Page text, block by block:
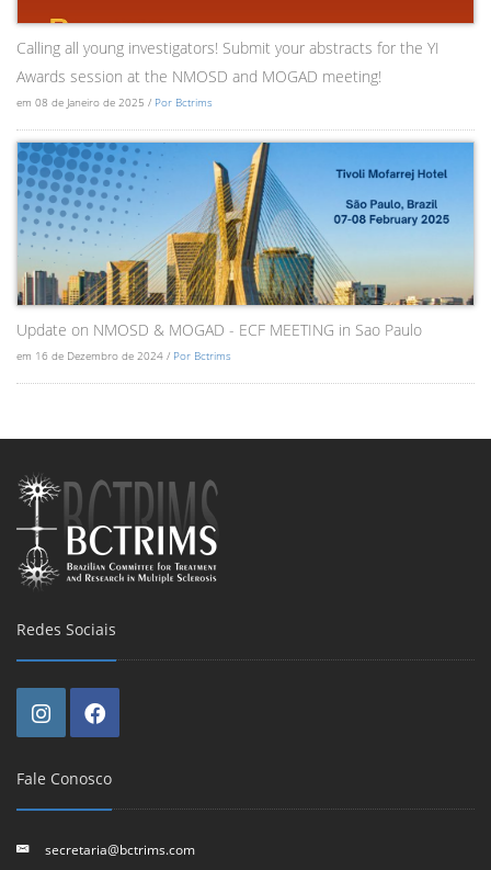
Calling all young investigators! Submit your abstracts for the YI
Awards session at the NMOSD and MOGAD meeting!
em 08 de Janeiro de 2025 / Por Bctrims
Update on NMOSD & MOGAD - ECF MEETING in Sao Paulo
em 16 de Dezembro de 2024 / Por Bctrims
Redes Sociais
Fale Conosco
secretaria@bctrims.com